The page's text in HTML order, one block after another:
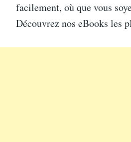
facilement, où que vous
Découvrez nos eBooks les